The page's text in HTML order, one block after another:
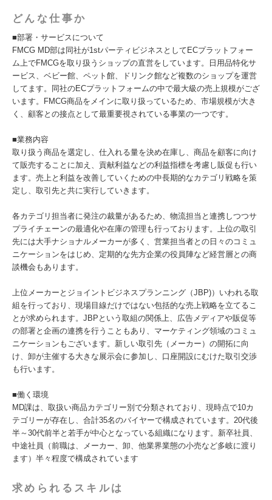
どんな仕事か
■部署・サービスについて
FMCG MD部は同社が1stパーティビジネスとしてECプラットフォー
ム上でFMCGを取り扱うショップの直営をしています。日用品特化サ
ービス、ベビー館、ペット館、ドリンク館など複数のショップを運営
してます。同社のECプラットフォームの中で最大級の売上規模がござ
います。FMCG商品をメインに取り扱っているため、市場規模が大き
く、顧客との接点として最重要視されている事業の一つです。
■業務内容
取り扱う商品を選定し、仕入れる量を決め在庫し、商品を顧客に向け
て販売することに加え、貢献利益などの利益指標を考慮し販促も行い
ます。売上と利益を改善していくための中長期的なカテゴリ戦略を策
定し、取引先と共に実行していきます。
各カテゴリ担当者に発注の裁量があるため、物流担当と連携しつつサ
プライチェーンの最適化や在庫の管理も行っております。上位の取引
先には大手ナショナルメーカーが多く、営業担当者との日々のコミュ
ニケーションをはじめ、定期的な先方企業の役員陣など経営層との商
談機会もあります。
上位メーカーとジョイントビジネスプランニング（JBP)）いわれる取
組を行っており、現場目線だけではない包括的な売上戦略を立てるこ
とが求められます。JBPという取組の関係上、広告メディアや販促等
の部署と企画の連携を行うこともあり、マーケティング領域のコミュ
ニケーションもございます。新しい取引先（メーカー）の開拓に向
け、卸が主催する大きな展示会に参加し、口座開設にむけた取引交渉
も行います。
■働く環境
MD課は、取扱い商品カテゴリー別で分類されており、現時点で10カ
テゴリーが存在し、合計35名のバイヤーで構成されています。20代後
半～30代前半と若手が中心となっている組織になります。新卒社員、
中途社員（前職は、メーカー、卸、他業界業態の小売など多岐に渡り
ます）半々程度で構成されています
求められるスキルは